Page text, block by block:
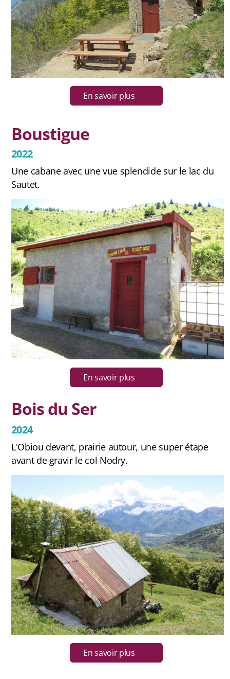
En savoir plus
Boustigue
2022
Une cabane avec une vue splendide sur le lac du
Sautet.
En savoir plus
Bois du Ser
2024
L'Obiou devant, prairie autour, une super étape
avant de gravir le col Nodry.
En savoir plus